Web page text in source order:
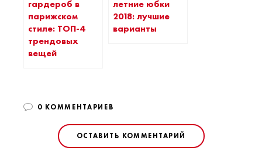
гардероб в
парижском
стиле: ТОП-4
трендовых
вещей
летние юбки
2018: лучшие
варианты
0 КОММЕНТАРИЕВ
ОСТАВИТЬ КОММЕНТАРИЙ